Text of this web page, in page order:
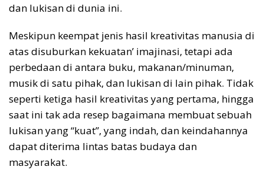
dan lukisan di dunia ini.
Meskipun keempat jenis hasil kreativitas manusia di
atas disuburkan kekuatan’ imajinasi, tetapi ada
perbedaan di antara buku, makanan/minuman,
musik di satu pihak, dan lukisan di lain pihak. Tidak
seperti ketiga hasil kreativitas yang pertama, hingga
saat ini tak ada resep bagaimana membuat sebuah
lukisan yang “kuat”, yang indah, dan keindahannya
dapat diterima lintas batas budaya dan
masyarakat.